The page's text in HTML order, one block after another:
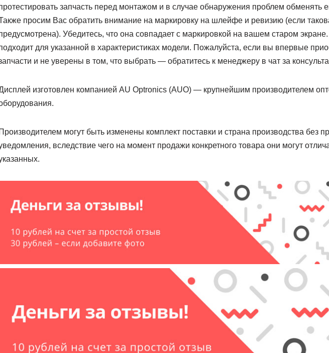
запчасть перед монтажом и в случае обнаружения проблем обменять
просим Вас обратить внимание на маркировку на шлейфе и ревизию (если
Убедитесь, что она совпадает с маркировкой на вашем старом
для указанной в характеристиках модели. Пожалуйста, если вы впервые
и не уверены в том, что выбрать — обратитесь к менеджеру в чат за
изготовлен компанией AU Optronics (AUO) — крупнейшим производителем
Производителем могут быть изменены комплект поставки и страна производства без
вследствие чего на момент продажи конкретного товара они могут